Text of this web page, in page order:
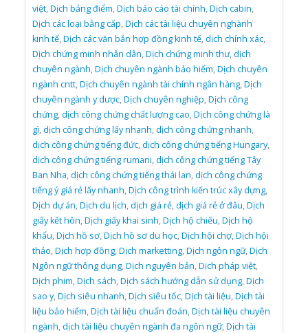
việt,Dịch bảng điểm,Dịch báo cáo tài chính,Dịch cabin,
Dịch các loại bằng cấp,Dịch các tài liệu chuyên nghành
kinh tế,Dịch các văn bản hợp đồng kinh tế,dịch chính xác,
Dịch chứng minh nhân dân,Dịch chứng minh thư,dịch
chuyên ngành,Dịch chuyên ngành bảo hiểm,Dịch chuyên
ngành cntt,Dịch chuyên ngành tài chính ngân hàng,Dịch
chuyên ngành y dược,Dịch chuyên nghiệp,Dịch công
chứng,dịch công chứng chất lượng cao,Dịch công chứng là
gì,dịch công chứng lấy nhanh,dịch công chứng nhanh,
dịch công chứng tiếng đức,dịch công chứng tiếng Hungary,
dịch công chứng tiếng rumani,dịch công chứng tiếng Tây
Ban Nha,dịch công chứng tiếng thái lan,dịch công chứng
tiếng ý giá rẻ lấy nhanh,Dịch công trình kiến trúc xây dựng,
Dịch dự án,Dịch du lịch,dịch giá rẻ,dịch giá rẻ ở đâu,Dịch
giấy kết hôn,Dịch giấy khai sinh,Dịch hộ chiếu,Dịch hộ
khẩu,Dịch hồ sơ,Dịch hồ sơ du học,Dịch hội chợ,Dịch hội
thảo,Dịch hợp đồng,Dịch marketting,Dịch ngôn ngữ,Dịch
Ngôn ngữ thông dụng,Dịch nguyên bản,Dịch pháp việt,
Dịch phim,Dịch sách,Dịch sách hướng dẫn sử dụng,Dịch
sao y,Dịch siêu nhanh,Dịch siêu tốc,Dịch tài liệu,Dịch tài
liệu bảo hiểm,Dịch tài liệu chuẩn đoán,Dịch tài liệu chuyên
ngành,dịch tài liệu chuyên ngành đa ngôn ngữ,Dịch tài